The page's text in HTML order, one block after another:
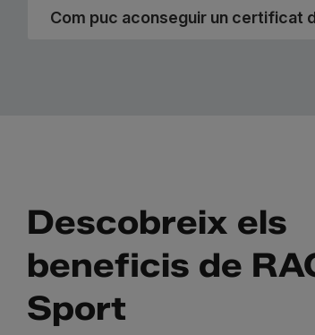
Com puc aconseguir un certificat
Descobreix els
beneficis de
Sport